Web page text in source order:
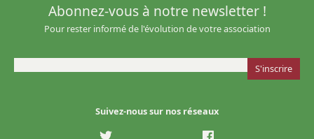
Suivez-nous sur nos réseaux
Abonnez-vous à notre newsletter !
Pour rester informé de l'évolution de votre association